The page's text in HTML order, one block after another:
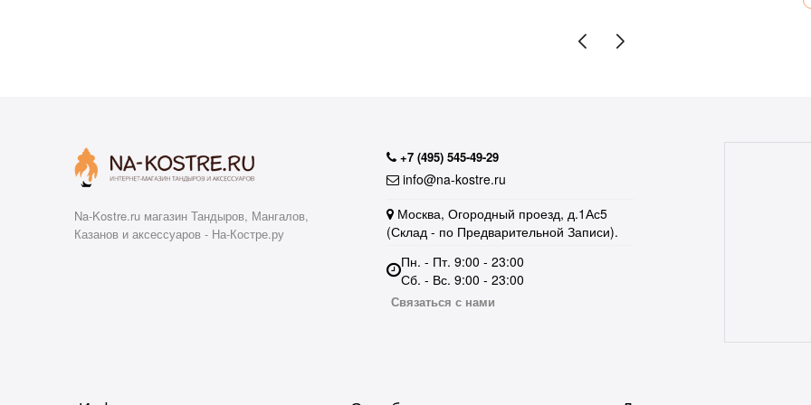
Na-Kostre.ru магазин Тандыров, Мангалов,
Казанов и аксессуаров - На-Костре.ру
+7 (495) 545-49-29
info@na-kostre.ru
Москва, Огородный проезд, д.1Ас5
(Склад - по Предварительной Записи).
Пн. - Пт. 9:00 - 23:00
Сб. - Вс. 9:00 - 23:00
Связаться с нами